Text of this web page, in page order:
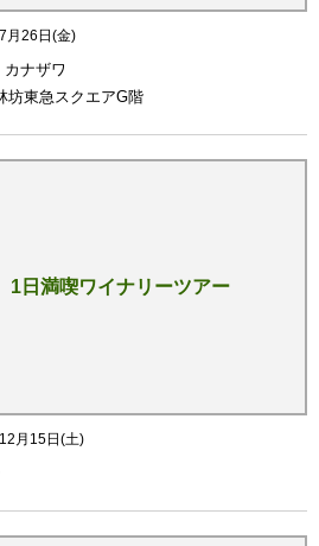
月26日(金)
ナザワ
坊東急スクエアG階
日満喫ワイナリーツアー
月15日(土)